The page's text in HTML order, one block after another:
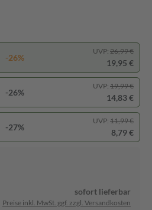
-26%
UVP: 26,99 €
19,95 €
-26%
UVP: 19,99 €
14,83 €
-27%
UVP: 11,99 €
8,79 €
sofort lieferbar
Preise inkl. MwSt. ggf. zzgl. Versandkosten